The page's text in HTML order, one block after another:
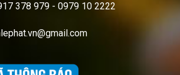
378 979 - 0979 10 2222